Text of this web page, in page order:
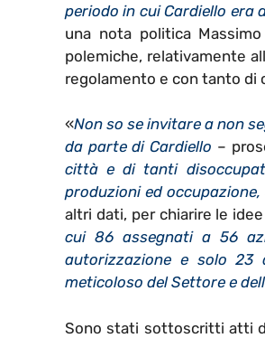
periodo in cui Cardiello
una nota politica
polemiche, relativamente
regolamento e con tanto di
«Non so se invitare a non
da parte di Cardiello –
città e di tanti
produzioni ed
altri dati, per chiarire le
cui 86 assegnati a 56
autorizzazione e solo 23
meticoloso del Settore e
Sono stati sottoscritti atti